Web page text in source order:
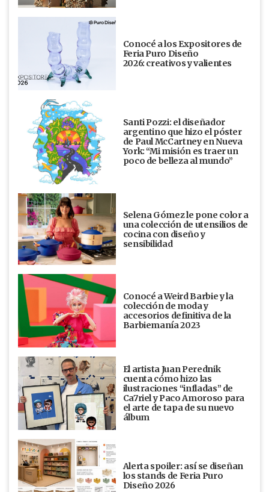
Conocé a los Expositores de
Feria Puro Diseño
2026: creativos y valientes
Santi Pozzi: el diseñador
argentino que hizo el póster
de Paul McCartney en Nueva
York: “Mi misión es traer un
poco de belleza al mundo”
Selena Gómez le pone color a
una colección de utensilios de
cocina con diseño y
sensibilidad
Conocé a Weird Barbie y la
colección de moda y
accesorios definitiva de la
Barbiemanía 2023
El artista Juan Perednik
cuenta cómo hizo las
ilustraciones “infladas” de
Ca7riel y Paco Amoroso para
el arte de tapa de su nuevo
álbum
Alerta spoiler: así se diseñan
los stands de Feria Puro
Diseño 2026